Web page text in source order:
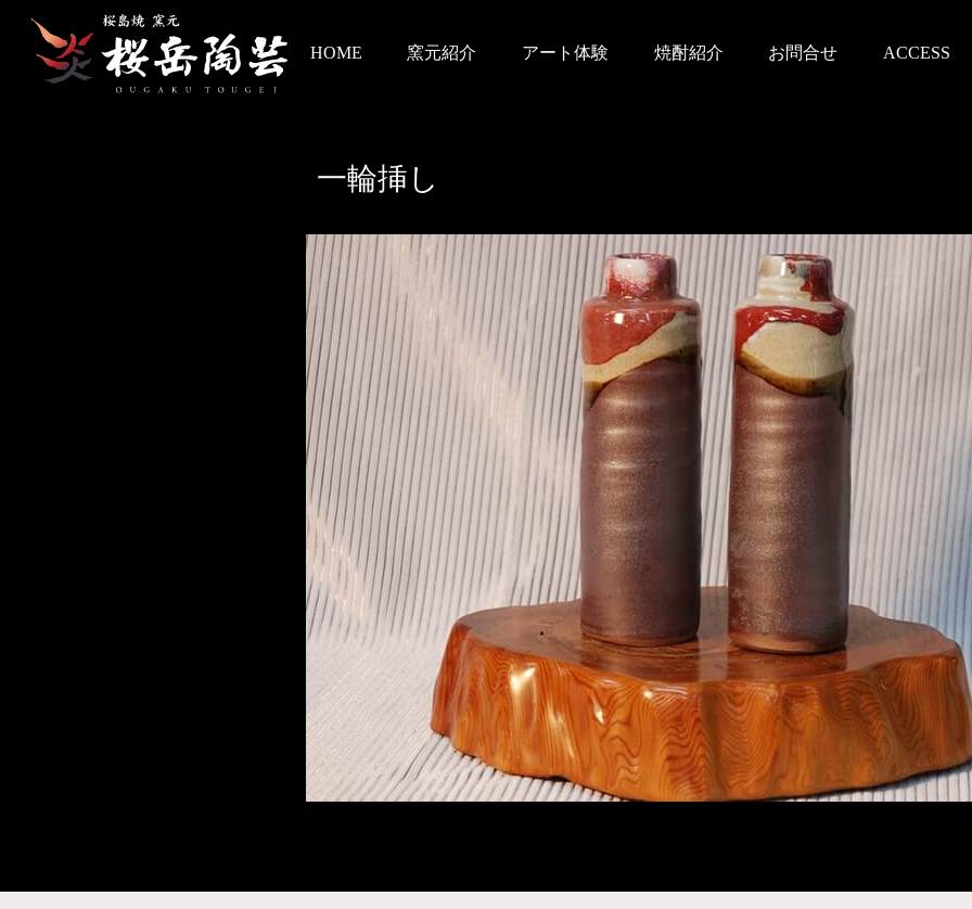
HOME 窯元紹介 アート体験 焼酎紹介 お問合せ ACCESS
一輪挿し